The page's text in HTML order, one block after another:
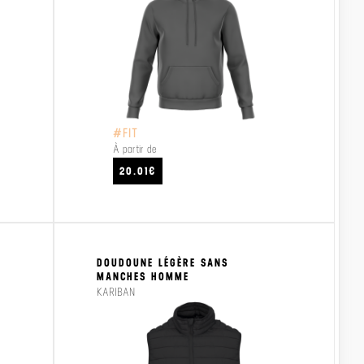
VOIR LE PRODUIT
#FIT
À partir de
20.01€
DOUDOUNE LÉGÈRE SANS
MANCHES HOMME
KARIBAN